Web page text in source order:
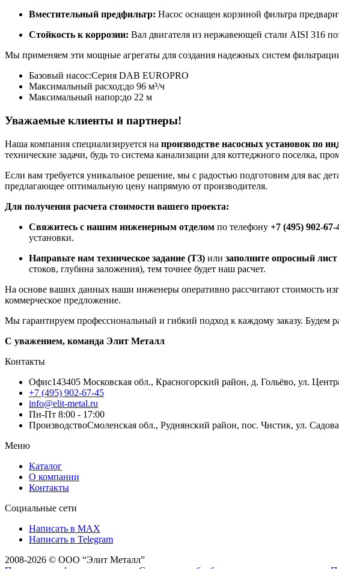
Вместительный предфильтр: Насос оснащен корзиной фильтра
Стойкость к коррозии: Вал двигателя из нержавеющей стали AISI 316
Мы применяем эти мощные агрегаты для создания надежных систем
Базовый насос:Серия DAB EUROPRO
Максимальный расход:до 96 м³/ч
Максимальный напор:до 22 м
Уважаемые клиенты и партнеры!
Наша компания специализируется на производстве насосных установок по
технические задачи, будь то система канализации для коттеджного поселка,
Если вам требуется уникальное решение, мы с радостью подготовим для вас
предлагающее оптимальную цену напрямую от производителя.
Для получения расчета стоимости вашего проекта:
Свяжитесь с нашим инженерным отделом по телефону +7 (495) 902-67-
установки.
Направьте нам техническое задание (ТЗ) или заполните опросный лист
стоков, глубина заложения), тем точнее будет наш расчет.
На основе ваших данных наши инженеры оперативно рассчитают стоимость
коммерческое предложение.
Мы гарантируем профессиональный и гибкий подход к каждому заказу. Будем
С уважением, команда Элит Металл
Контакты
Офис143405 Московская обл., Красногорский район, д. Гольёво, ул.
+7 (495) 902-67-45
info@elit-metal.ru
Пн-Пт 8:00 - 17:00
ПроизводствоСмоленская обл., Руднянский район, пос. Чистик, ул.
Меню
Каталог
О компании
Контакты
Социальные сети
Написать в MAX
Написать в Telegram
2008-2026 © ООО “Элит Металл”